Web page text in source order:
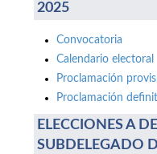
2025
Convocatoria
Calendario electoral
Proclamación
Proclamación
ELECCIONES A
SUBDELEGADO